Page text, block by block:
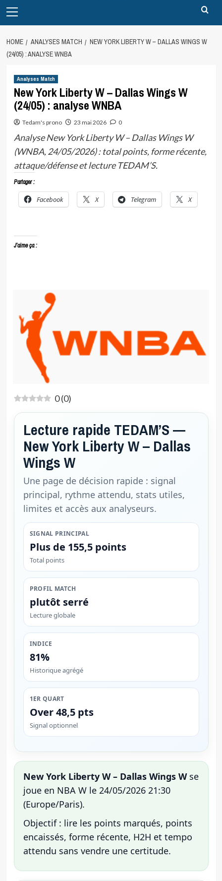
Menu
HOME ANALYSES MATCH
NEW YORK LIBERTY W – DALLAS WINGS W
(24/05) : ANALYSE WNBA
Analyses Match
New York Liberty W – Dallas Wings W
(24/05) : analyse WNBA
Tedam's prono 23 mai 2026 0
Analyse New York Liberty W – Dallas Wings W
(WNBA, 24/05/2026) : total points, forme récente,
attaque/défense et lecture TEDAM’S.
Partager :
Facebook X Telegram X
J’aime ça :
0(0)
Lecture rapide TEDAM’S —
New York Liberty W – Dallas
Wings W
Une page de décision rapide : signal
principal, rythme attendu, stats utiles,
limites et accès aux analyseurs.
SIGNAL PRINCIPAL
Plus de 155,5 points
Total points
PROFIL MATCH
plutôt serré
Lecture globale
INDICE
81%
Historique agrégé
1ER QUART
Over 48,5 pts
Signal optionnel
New York Liberty W – Dallas Wings Wse
joue en NBA W le 24/05/2026 21:30
(Europe/Paris).
Objectif : lire les points marqués, points
encaissés, forme récente, H2H et tempo
attendu sans vendre une certitude.